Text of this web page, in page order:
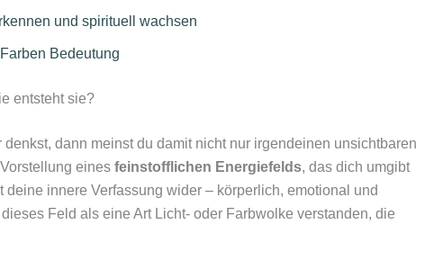
und spirituell wachsen
Bedeutung
entsteht sie?
denkst, dann meinst du damit nicht nur irgendeinen unsichtbaren
eines feinstofflichen Energiefelds, das dich umgibt
innere Verfassung wider – körperlich, emotional und
Feld als eine Art Licht‑ oder Farbwolke verstanden, die